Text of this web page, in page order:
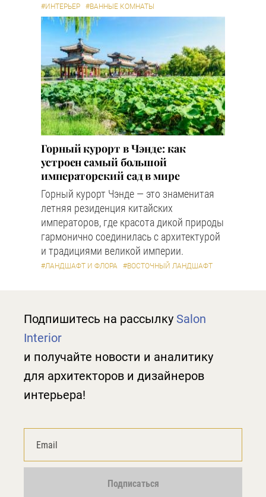
#ИНТЕРЬЕР #ВАННЫЕ КОМНАТЫ
Горный курорт в Чэнде: как
устроен самый большой
императорский сад в мире
Горный курорт Чэнде — это знаменитая
летняя резиденция китайских
императоров, где красота дикой природы
гармонично соединилась с архитектурой
и традициями великой империи.
#ЛАНДШАФТ И ФЛОРА #ВОСТОЧНЫЙ ЛАНДШАФТ
Подпишитесь на рассылку Salon
Interior
и получайте новости и аналитику
для архитекторов и дизайнеров
интерьера!
Подписаться